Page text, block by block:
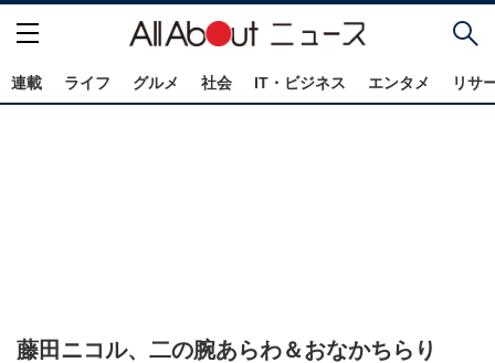
連載 ライフ グルメ 社会 IT・ビジネス エンタメ リサ
藤田ニコル、二の腕あらわ＆おなかちらり